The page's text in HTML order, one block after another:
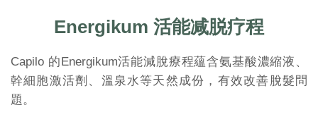
Energikum 活能减脱疗程
Capilo 的Energikum活能減脫療程蘊含氨基酸濃縮液、
幹細胞激活劑、溫泉水等天然成份，有效改善脫髮問
題。